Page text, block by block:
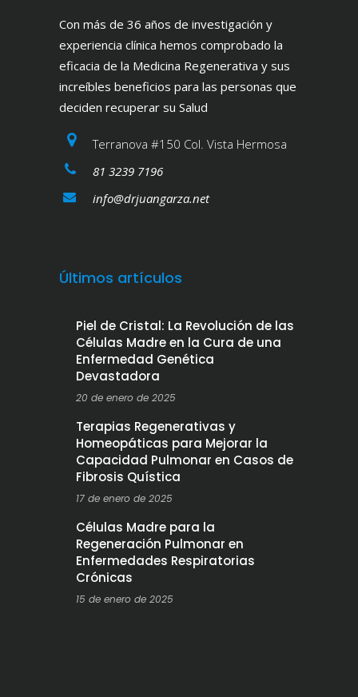
Con más de 36 años de investigación y
experiencia clínica hemos comprobado la
eficacia de la Medicina Regenerativa y sus
increíbles beneficios para las personas que
deciden recuperar su Salud
Terranova #150 Col. Vista Hermosa
81 3239 7196
info@drjuangarza.net
Últimos artículos
Piel de Cristal: La Revolución de las
Células Madre en la Cura de una
Enfermedad Genética
Devastadora
20 de enero de 2025
Terapias Regenerativas y
Homeopáticas para Mejorar la
Capacidad Pulmonar en Casos de
Fibrosis Quística
17 de enero de 2025
Células Madre para la
Regeneración Pulmonar en
Enfermedades Respiratorias
Crónicas
15 de enero de 2025